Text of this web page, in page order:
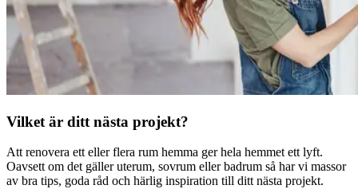
Vilket är ditt nästa projekt?
Att renovera ett eller flera rum hemma ger hela hemmet ett lyft.
Oavsett om det gäller uterum, sovrum eller badrum så har vi massor
av bra tips, goda råd och härlig inspiration till ditt nästa projekt.